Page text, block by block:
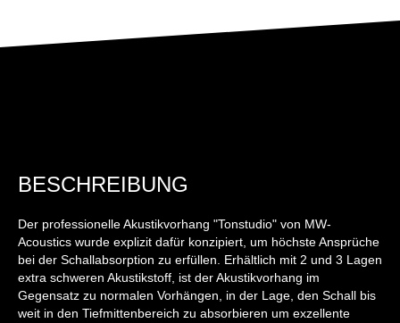
BESCHREIBUNG
Der professionelle Akustikvorhang "Tonstudio" von MW-
Acoustics wurde explizit dafür konzipiert, um höchste Ansprüche
bei der Schallabsorption zu erfüllen. Erhältlich mit 2 und 3 Lagen
extra schweren Akustikstoff, ist der Akustikvorhang im
Gegensatz zu normalen Vorhängen, in der Lage, den Schall bis
weit in den Tiefmittenbereich zu absorbieren um exzellente